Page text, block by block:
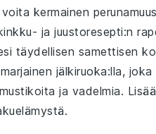
kermainen
ja juustoresepti:n
täydellisen samettisen
marjainen jälkiruoka:lla,
mustikoita ja vadelmia.